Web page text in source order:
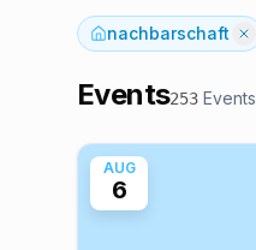
nachbarschaft
Events253 Events
AUG
6